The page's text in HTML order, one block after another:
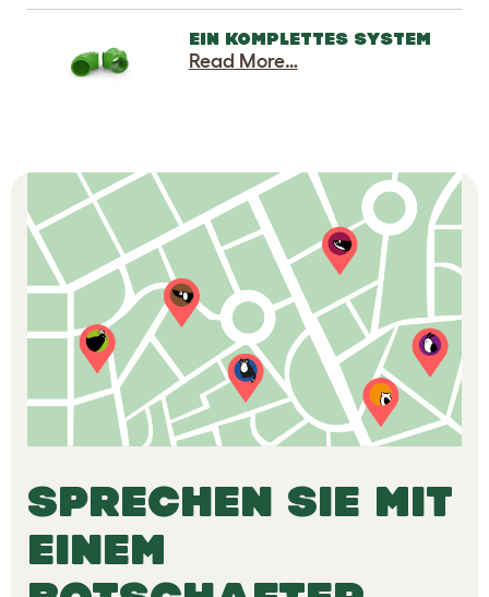
EIN KOMPLETTES SYSTEM
Read More…
SPRECHEN SIE MIT
EINEM